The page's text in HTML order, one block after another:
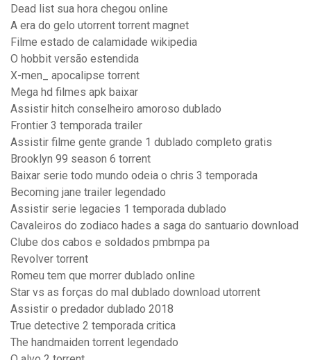
Dead list sua hora chegou online
A era do gelo utorrent torrent magnet
Filme estado de calamidade wikipedia
O hobbit versão estendida
X-men_ apocalipse torrent
Mega hd filmes apk baixar
Assistir hitch conselheiro amoroso dublado
Frontier 3 temporada trailer
Assistir filme gente grande 1 dublado completo gratis
Brooklyn 99 season 6 torrent
Baixar serie todo mundo odeia o chris 3 temporada
Becoming jane trailer legendado
Assistir serie legacies 1 temporada dublado
Cavaleiros do zodiaco hades a saga do santuario download
Clube dos cabos e soldados pmbmpa pa
Revolver torrent
Romeu tem que morrer dublado online
Star vs as forças do mal dublado download utorrent
Assistir o predador dublado 2018
True detective 2 temporada critica
The handmaiden torrent legendado